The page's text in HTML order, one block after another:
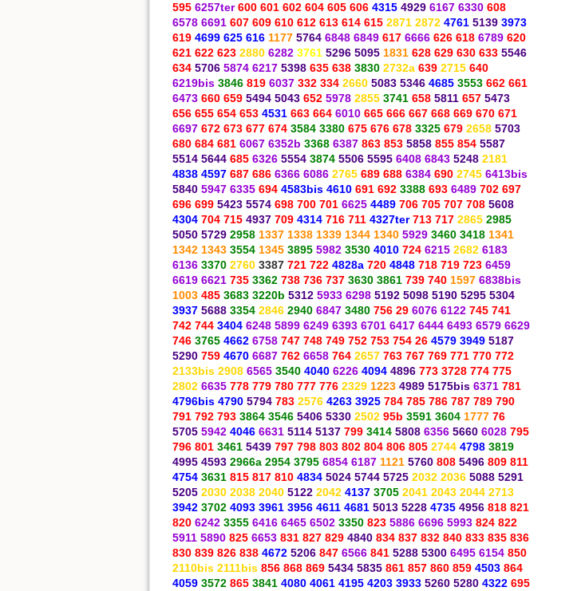
595 6257ter 600 601 602 604 605 606 4315 4929 6167 6330 608
6578 6691 607 609 610 612 613 614 615 2871 2872 4761 5139 3973
619 4699 625 616 1177 5764 6848 6849 617 6666 626 618 6789 620
621 622 623 2880 6282 3761 5296 5095 1831 628 629 630 633 5546
634 5706 5874 6217 5398 635 638 3830 2732a 639 2715 640
6219bis 3846 819 6037 332 334 2660 5083 5346 4685 3553 662 661
6473 660 659 5494 5043 652 5978 2855 3741 658 5811 657 5473
656 655 654 653 4531 663 664 6010 665 666 667 668 669 670 671
6697 672 673 677 674 3584 3380 675 676 678 3325 679 2658 5703
680 684 681 6067 6352b 3368 6387 863 853 5858 855 854 5587
5514 5644 685 6326 5554 3874 5506 5595 6408 6843 5248 2181
4838 4597 687 686 6366 6086 2765 689 688 6384 690 2745 6413bis
5840 5947 6335 694 4583bis 4610 691 692 3388 693 6489 702 697
696 699 5423 5574 698 700 701 6625 4489 706 705 707 708 5608
4304 704 715 4937 709 4314 716 711 4327ter 713 717 2865 2985
5050 5729 2958 1337 1338 1339 1344 1340 5929 3460 3418 1341
1342 1343 3554 1345 3895 5982 3530 4010 724 6215 2682 6183
6136 3370 2760 3387 721 722 4828a 720 4848 718 719 723 6459
6619 6621 735 3362 738 736 737 3630 3861 739 740 1597 6838bis
1003 485 3683 3220b 5312 5933 6298 5192 5098 5190 5295 5304
3937 5688 3354 2846 2940 6847 3480 756 29 6076 6122 745 741
742 744 3404 6248 5899 6249 6393 6701 6417 6444 6493 6579 6629
746 3765 4662 6758 747 748 749 752 753 754 26 4579 3949 5187
5290 759 4670 6687 762 6658 764 2657 763 767 769 771 770 772
2133bis 2908 6565 3540 4040 6226 4094 4896 773 3728 774 775
2802 6635 778 779 780 777 776 2329 1223 4989 5175bis 6371 781
4796bis 4790 5794 783 2576 4263 3925 784 785 786 787 789 790
791 792 793 3864 3546 5406 5330 2502 95b 3591 3604 1777 76
5705 5942 4046 6631 5114 5137 799 3414 5808 6356 5660 6028 795
796 801 3461 5439 797 798 803 802 804 806 805 2744 4798 3819
4995 4593 2966a 2954 3795 6854 6187 1121 5760 808 5496 809 811
4754 3631 815 817 810 4834 5024 5744 5725 2032 2036 5088 5291
5205 2030 2038 2040 5122 2042 4137 3705 2041 2043 2044 2713
3942 3702 4093 3961 3956 4611 4681 5013 5228 4735 4956 818 821
820 6242 3355 6416 6465 6502 3350 823 5886 6696 5993 824 822
5911 5890 825 6653 831 827 829 4840 834 837 832 840 833 835 836
830 839 826 838 4672 5206 847 6566 841 5288 5300 6495 6154 850
2110bis 2111bis 856 868 869 5434 5835 861 857 860 859 4503 864
4059 3572 865 3841 4080 4061 4195 4203 3933 5260 5280 4322 695